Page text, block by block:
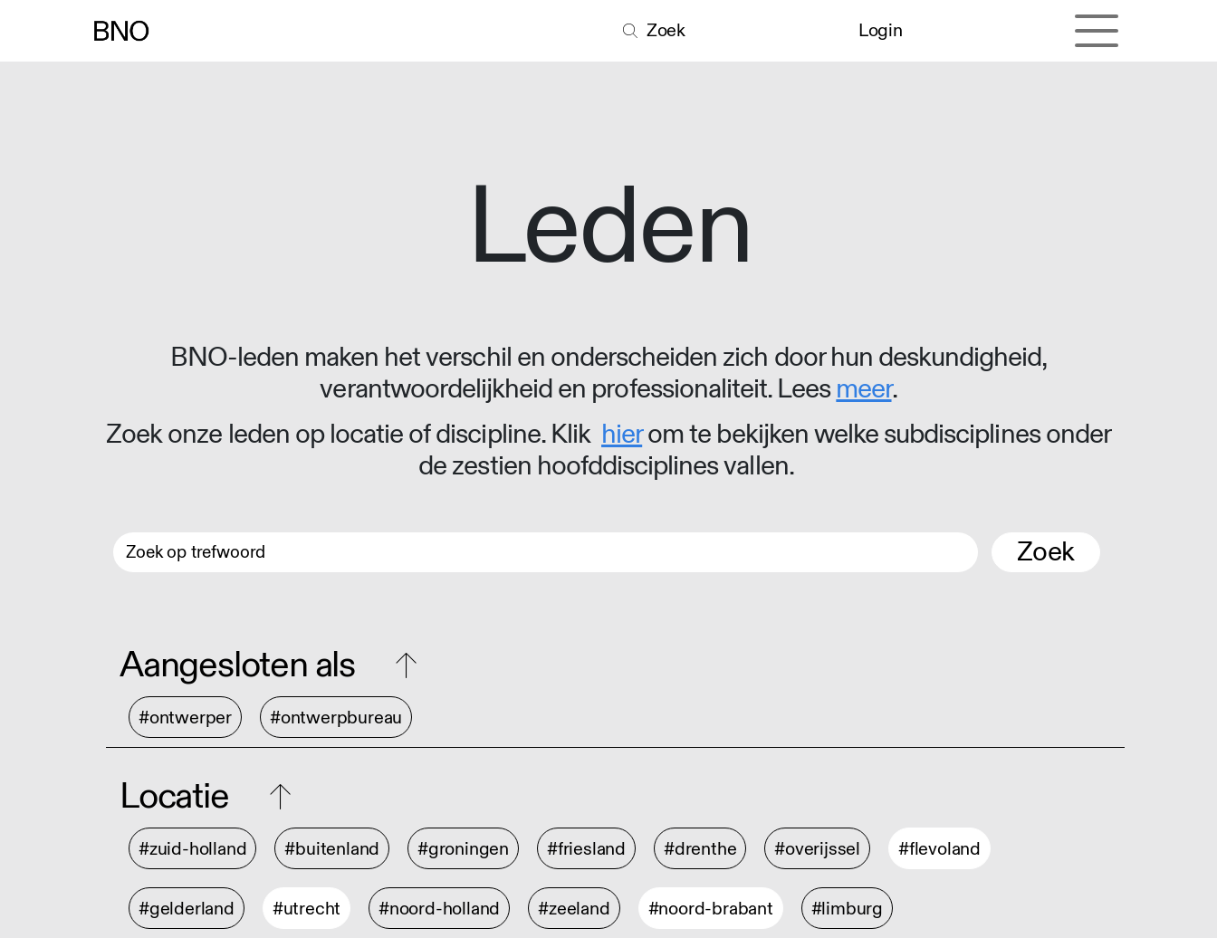
Zoek Login
Leden
BNO-leden maken het verschil en onderscheiden zich door hun deskundigheid,
verantwoordelijkheid en professionaliteit. Leesmeer.
Zoek onze leden op locatie of discipline. Klik hierom te bekijken welke subdisciplines onder
de zestien hoofddisciplines vallen.
Zoek
Aangesloten als
#ontwerper #ontwerpbureau
Locatie
#zuid-holland #buitenland #groningen #friesland #drenthe #overijssel #flevoland
#gelderland #utrecht #noord-holland #zeeland #noord-brabant #limburg